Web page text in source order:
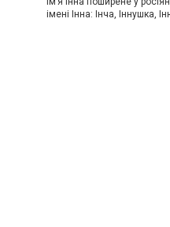
імені Інна: Інча, Іннушка,